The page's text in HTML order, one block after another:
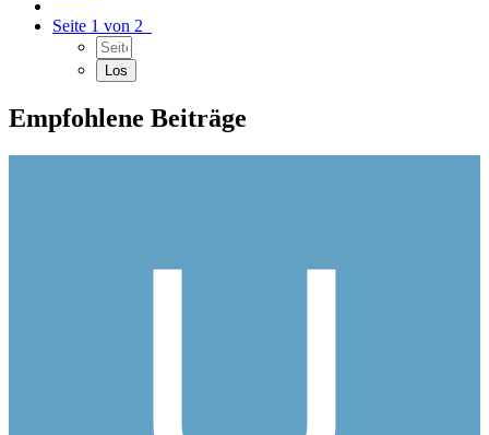
Seite 1 von 2
Empfohlene Beiträge